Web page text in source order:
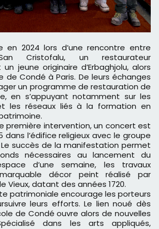
Cristofalu, un restaurateur
jeune originaire d’Erbaghjolu, alors
de Condé à Paris. De leurs échanges
un programme de restauration de
en s’appuyant notamment sur les
les réseaux liés à la formation en
première intervention, un concert est
dans l’édifice religieux avec le groupe
Le succès de la manifestation permet
nécessaires au lancement du
d’une semaine, les travaux
décor peint réalisé par
Vieux, datant des années 1720.
patrimoniale encourage les porteurs
leurs efforts. Le lien noué dès
de Condé ouvre alors de nouvelles
dans les arts appliqués,